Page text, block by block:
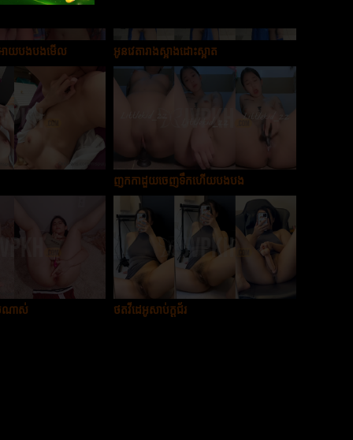
ោយបងបងមើល អូនវេតារាងស្អាងដោះស្អាត
ញុកកាដួយចេញទឹកហើយបងបង
មណាស់ ថតវីដេអូសាប់ក្ដជ័រ